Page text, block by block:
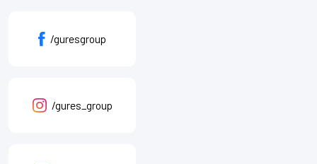
/guresgroup
/gures_group